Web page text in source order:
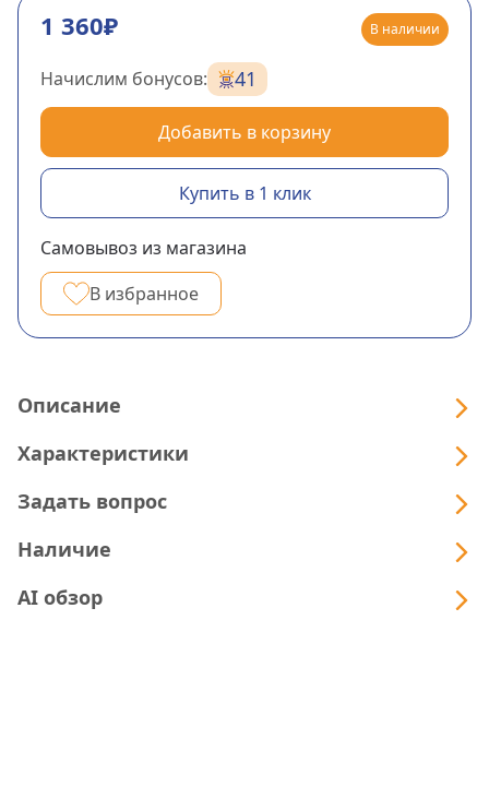
1 360₽ В наличии
Начислим бонусов: 41
Добавить в корзину
Купить в 1 клик
Самовывоз из магазина
В избранное
Описание
Характеристики
Задать вопрос
Наличие
AI обзор